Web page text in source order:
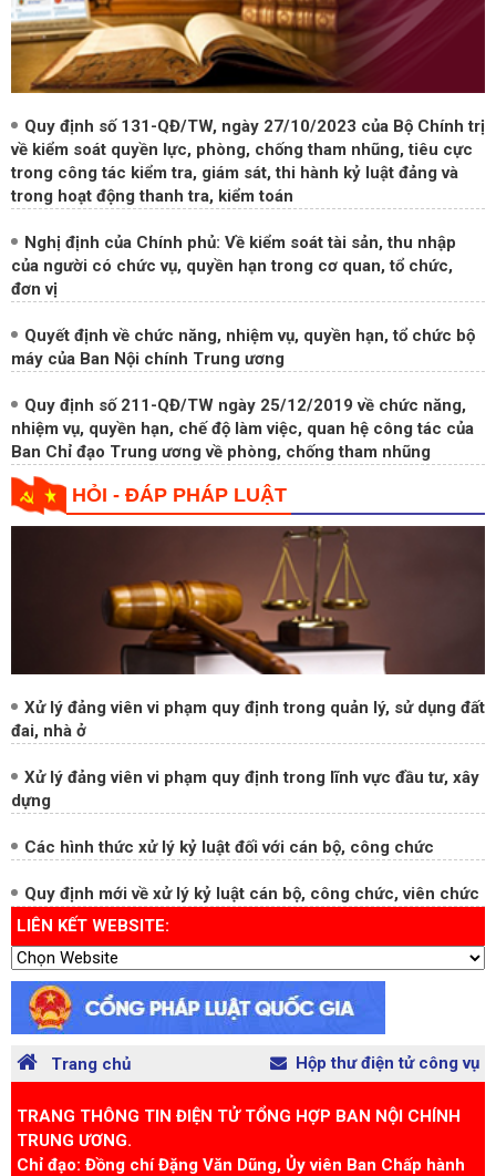
Quy định số 131-QĐ/TW, ngày 27/10/2023 của Bộ Chính trị
về kiểm soát quyền lực, phòng, chống tham nhũng, tiêu cực
trong công tác kiểm tra, giám sát, thi hành kỷ luật đảng và
trong hoạt động thanh tra, kiểm toán
Nghị định của Chính phủ: Về kiểm soát tài sản, thu nhập
của người có chức vụ, quyền hạn trong cơ quan, tổ chức,
đơn vị
Quyết định về chức năng, nhiệm vụ, quyền hạn, tổ chức bộ
máy của Ban Nội chính Trung ương
Quy định số 211-QĐ/TW ngày 25/12/2019 về chức năng,
nhiệm vụ, quyền hạn, chế độ làm việc, quan hệ công tác của
Ban Chỉ đạo Trung ương về phòng, chống tham nhũng
HỎI - ĐÁP PHÁP LUẬT
Xử lý đảng viên vi phạm quy định trong quản lý, sử dụng đất
đai, nhà ở
Xử lý đảng viên vi phạm quy định trong lĩnh vực đầu tư, xây
dựng
Các hình thức xử lý kỷ luật đối với cán bộ, công chức
Quy định mới về xử lý kỷ luật cán bộ, công chức, viên chức
Trang chủ Hộp thư điện tử công vụ
TRANG THÔNG TIN ĐIỆN TỬ TỔNG HỢP BAN NỘI CHÍNH
TRUNG ƯƠNG.
Chỉ đạo: Đồng chí Đặng Văn Dũng, Ủy viên Ban Chấp hành
Trung ương Đảng, Phó Trưởng Ban Nội chính Trung ương.
Địa chỉ: Tòa nhà A4, phố Nguyễn Cảnh Chân, phường Ba